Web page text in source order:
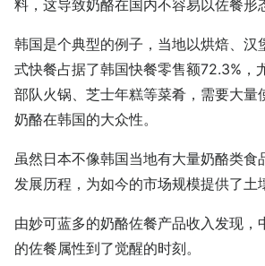
料，这导致奶酪在国内不容易以佐餐形
韩国是个典型的例子，当地以烘焙、汉
式快餐占据了韩国快餐零售额72.3%，
部队火锅、芝士年糕等菜肴，需要大量
奶酪在韩国的大众性。
虽然日本不像韩国当地有大量奶酪类食
发展历程，为如今的市场规模提供了土
由妙可蓝多的奶酪佐餐产品收入发现，
的佐餐属性到了觉醒的时刻。